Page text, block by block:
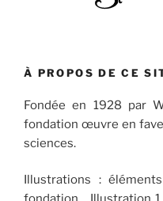
À PROPOS DE CE
Fondée en 1928 par
fondation œuvre en
sciences.
Illustrations :